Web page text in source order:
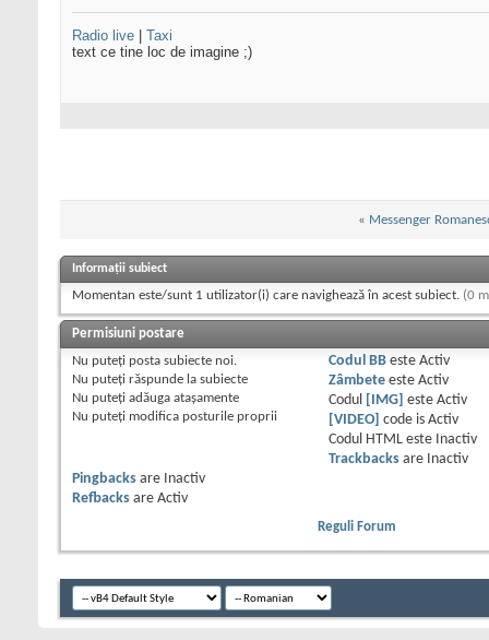
Radio live
Taxi
text ce tine loc de imagine ;)
« Messenger
Informații subiect
Momentan este/sunt 1 utilizator(i) care navighează în acest subiect. (0
Permisiuni postare
Nu puteţi posta subiecte noi.
Nu puteţi răspunde la subiecte
Nu puteţi adăuga ataşamente
Nu puteţi modifica posturile proprii
Codul BBeste Activ
Zâmbeteeste Activ
Codul
[IMG] este Activ
[VIDEO] code is Activ
Codul HTML este
Inactiv
Trackbacksare
Inactiv
Pingbacks are
Inactiv
Refbacks are Activ
Reguli Forum